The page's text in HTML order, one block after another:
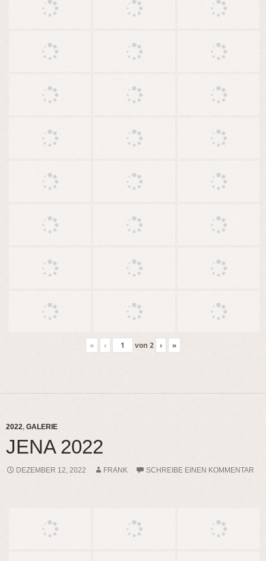
« ‹ von 2 › »
2022, GALERIE
JENA 2022
DEZEMBER 12, 2022 FRANK SCHREIBE EINEN KOMMENTAR